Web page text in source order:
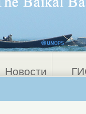
Новости